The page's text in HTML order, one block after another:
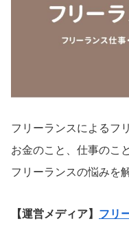
フリーランスによるフ
お金のこと、仕事のこ
フリーランスの悩みを
【運営メディア】 フリ